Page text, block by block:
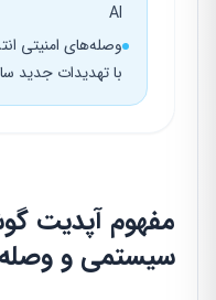
AI
وصله‌های امنیتی
با تهدیدات جدید
مفهوم آپدیت
سیستمی و